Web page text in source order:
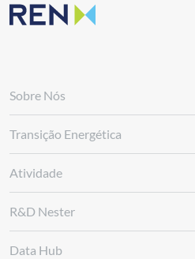
Sobre Nós
Transição Energética
Atividade
R&D Nester
Data Hub